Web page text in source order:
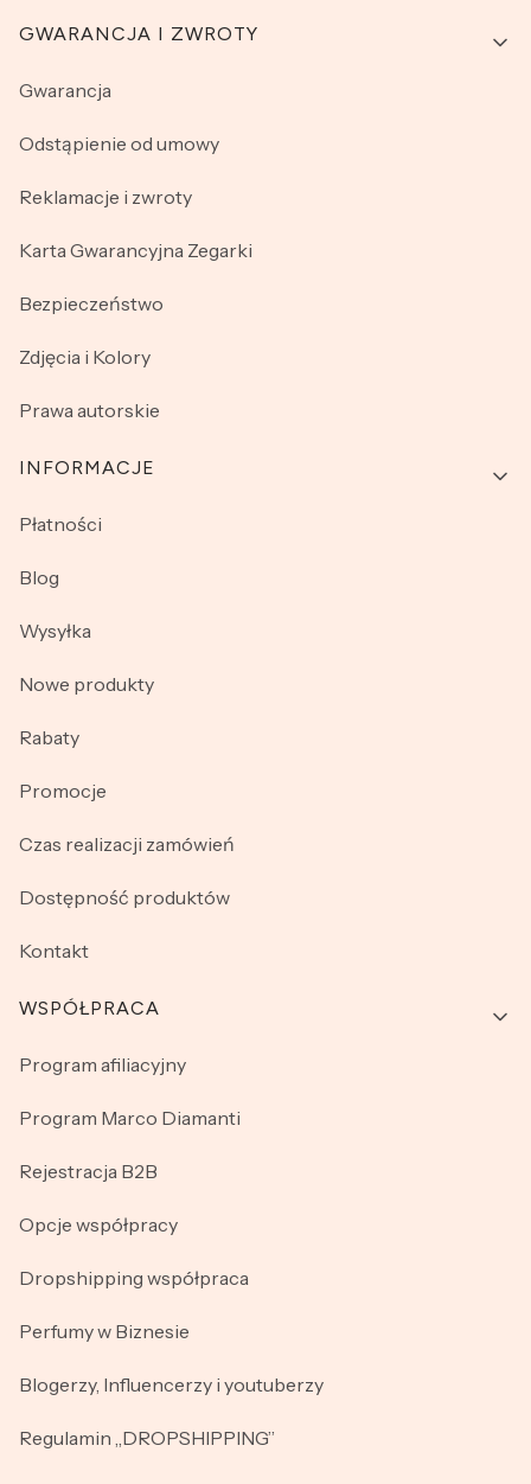
GWARANCJA I ZWROTY
Gwarancja
Odstąpienie od umowy
Reklamacje i zwroty
Karta Gwarancyjna Zegarki
Bezpieczeństwo
Zdjęcia i Kolory
Prawa autorskie
INFORMACJE
Płatności
Blog
Wysyłka
Nowe produkty
Rabaty
Promocje
Czas realizacji zamówień
Dostępność produktów
Kontakt
WSPÓŁPRACA
Program afiliacyjny
Program Marco Diamanti
Rejestracja B2B
Opcje współpracy
Dropshipping współpraca
Perfumy w Biznesie
Blogerzy, Influencerzy i youtuberzy
Regulamin „DROPSHIPPING”